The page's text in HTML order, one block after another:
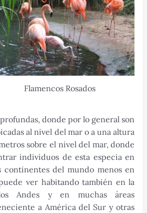
Flamencos Rosados
donde por lo general son
al nivel del mar o a una altura
sobre el nivel del mar, donde
individuos de esta especia en
continentes del mundo menos en
ver habitando también en la
Andes y en muchas áreas
a América del Sur y otras